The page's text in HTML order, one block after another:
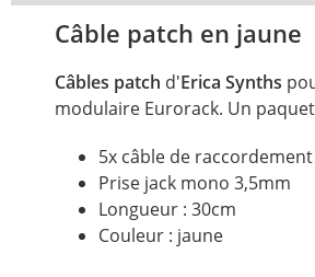
Câble patch en jaune
Câbles patch d'Erica Synths
modulaire Eurorack. Un
5x câble de raccordement
Prise jack mono 3,5mm
Longueur : 30cm
Couleur : jaune